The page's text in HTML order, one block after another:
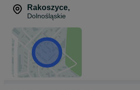
Rakoszyce,
Dolnośląskie